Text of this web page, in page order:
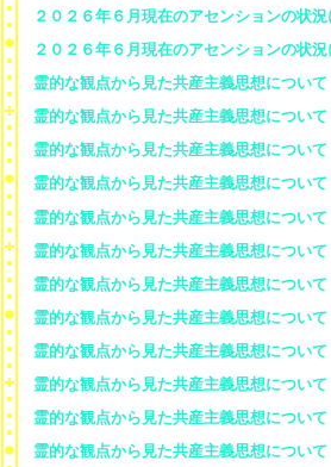
２０２６年６月現在のアセンションの状
２０２６年６月現在のアセンションの状
霊的な観点から見た共産主義思想につい
霊的な観点から見た共産主義思想につい
霊的な観点から見た共産主義思想につい
霊的な観点から見た共産主義思想につい
霊的な観点から見た共産主義思想につい
霊的な観点から見た共産主義思想につい
霊的な観点から見た共産主義思想につい
霊的な観点から見た共産主義思想につい
霊的な観点から見た共産主義思想につい
霊的な観点から見た共産主義思想につい
霊的な観点から見た共産主義思想につい
霊的な観点から見た共産主義思想につい